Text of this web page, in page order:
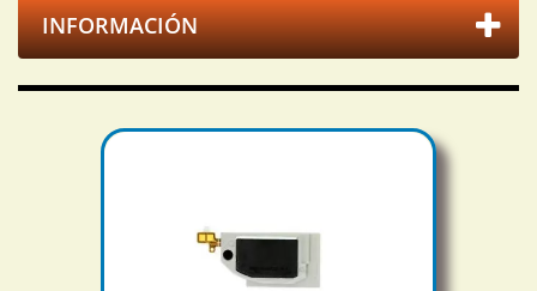
INFORMACIÓN